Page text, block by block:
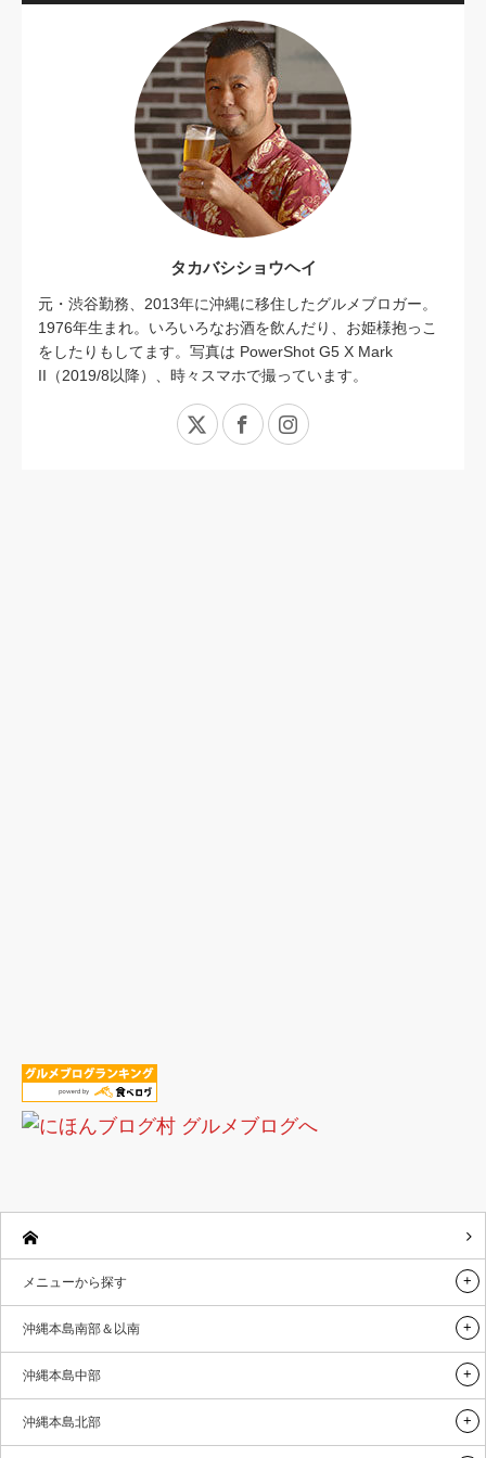
タカバシショウヘイ
元・渋谷勤務、2013年に沖縄に移住したグルメブロガー。
1976年生まれ。いろいろなお酒を飲んだり、お姫様抱っこ
をしたりもしてます。写真は PowerShot G5 X Mark
II（2019/8以降）、時々スマホで撮っています。
X FacebookInstagram
メニューから探す
沖縄本島南部＆以南
沖縄本島中部
沖縄本島北部